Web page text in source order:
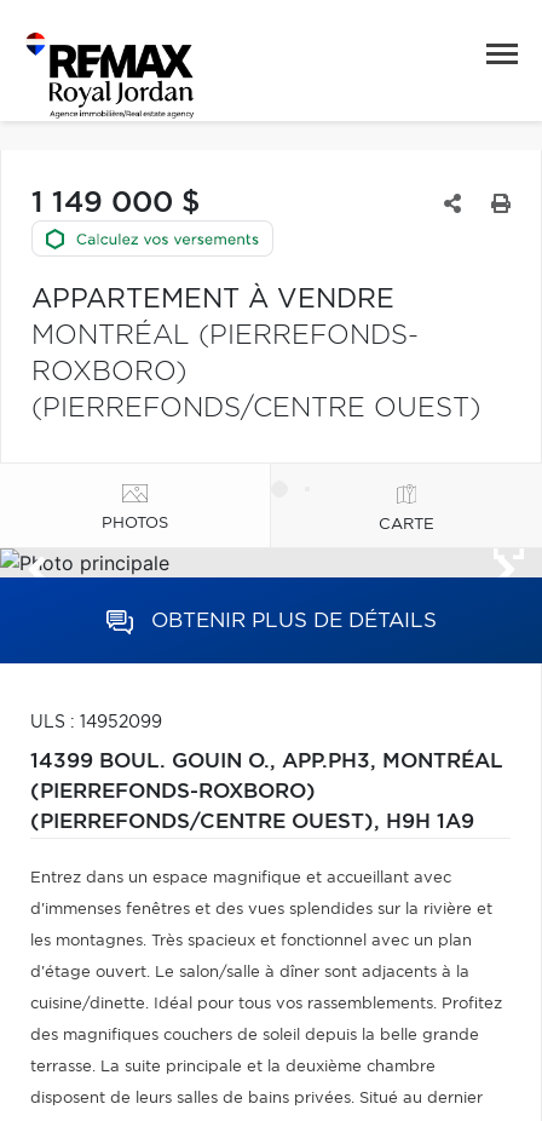
1 149 000 $
APPARTEMENT À VENDRE
MONTRÉAL (PIERREFONDS-
ROXBORO)
(PIERREFONDS/CENTRE OUEST)
PHOTOS CARTE
OBTENIR PLUS DE DÉTAILS
ULS : 14952099
14399 BOUL. GOUIN O., APP.PH3, MONTRÉAL
(PIERREFONDS-ROXBORO)
(PIERREFONDS/CENTRE OUEST), H9H 1A9
Entrez dans un espace magnifique et accueillant avec
d'immenses fenêtres et des vues splendides sur la rivière et
les montagnes. Très spacieux et fonctionnel avec un plan
d'étage ouvert. Le salon/salle à dîner sont adjacents à la
cuisine/dinette. Idéal pour tous vos rassemblements. Profitez
des magnifiques couchers de soleil depuis la belle grande
terrasse. La suite principale et la deuxième chambre
disposent de leurs salles de bains privées. Situé au dernier